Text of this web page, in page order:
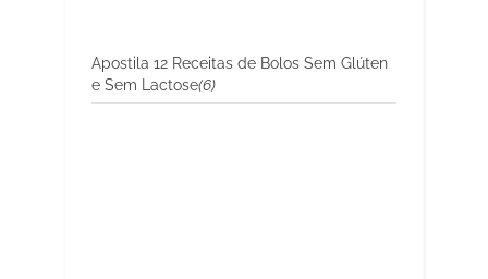
Apostila 12 Receitas de Bolos Sem Glúten
e Sem Lactose(6)